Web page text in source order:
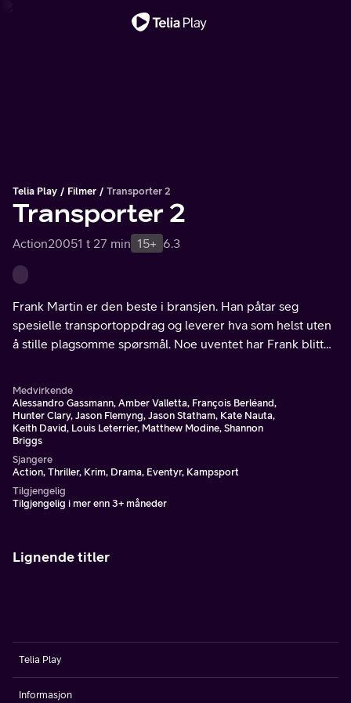
Telia Play Filmer Transporter 2
Transporter 2
Action20051 t 27 min 15+ 6.3
Frank Martin er den beste i bransjen. Han påtar seg
spesielle transportoppdrag og leverer hva som helst uten
å stille plagsomme spørsmål. Noe uventet har Frank blitt
Medvirkende
Alessandro Gassmann, Amber Valletta, François Berléand,
Hunter Clary, Jason Flemyng, Jason Statham, Kate Nauta,
Keith David, Louis Leterrier, Matthew Modine, Shannon
Briggs
Sjangere
Action, Thriller, Krim, Drama, Eventyr, Kampsport
Tilgjengelig
Tilgjengelig i mer enn 3+ måneder
Lignende titler
Telia Play
Informasjon